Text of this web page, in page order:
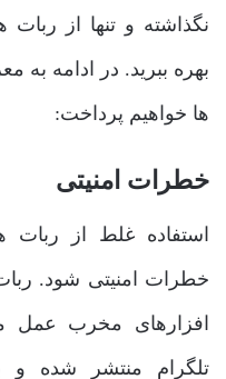
نگذاشته و تنها از
بهره ببرید. در ادامه
ها خواهیم پرداخت:
خطرات امنیتی
استفاده غلط از ربات
خطرات امنیتی شود.
افزارهای مخرب عمل
تلگرام منتشر شده و